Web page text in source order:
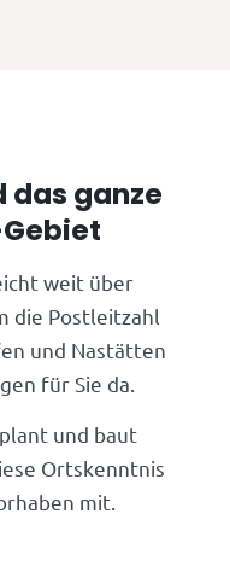
das ganze
weit über
die Postleitzahl
und Nastätten
für Sie da.
und baut
Ortskenntnis
mit.